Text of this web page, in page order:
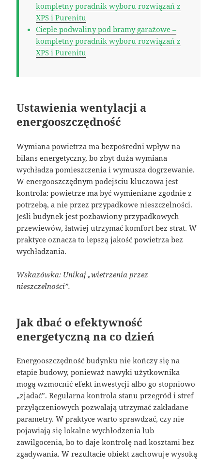
kompletny poradnik wyboru rozwiązań z
XPS i Purenitu
Ciepłe podwaliny pod bramy garażowe –
kompletny poradnik wyboru rozwiązań z
XPS i Purenitu
Ustawienia wentylacji a
energooszczędność
Wymiana powietrza ma bezpośredni wpływ na
bilans energetyczny, bo zbyt duża wymiana
wychładza pomieszczenia i wymusza dogrzewanie.
W energooszczędnym podejściu kluczowa jest
kontrola: powietrze ma być wymieniane zgodnie z
potrzebą, a nie przez przypadkowe nieszczelności.
Jeśli budynek jest pozbawiony przypadkowych
przewiewów, łatwiej utrzymać komfort bez strat. W
praktyce oznacza to lepszą jakość powietrza bez
wychładzania.
Wskazówka: Unikaj „wietrzenia przez
nieszczelności”.
Jak dbać o efektywność
energetyczną na co dzień
Energooszczędność budynku nie kończy się na
etapie budowy, ponieważ nawyki użytkownika
mogą wzmocnić efekt inwestycji albo go stopniowo
„zjadać”. Regularna kontrola stanu przegród i stref
przyłączeniowych pozwalają utrzymać zakładane
parametry. W praktyce warto sprawdzać, czy nie
pojawiają się lokalne wychłodzenia lub
zawilgocenia, bo to daje kontrolę nad kosztami bez
zgadywania. W rezultacie obiekt zachowuje wysoką